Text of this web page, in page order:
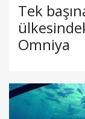
Tek
Omniya